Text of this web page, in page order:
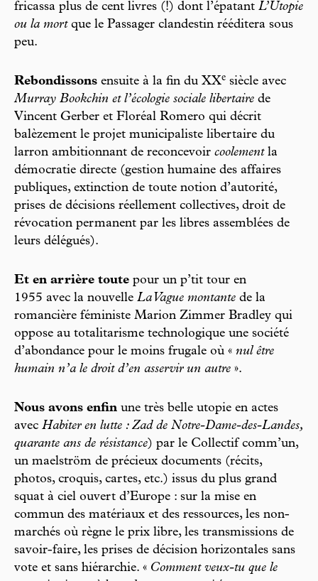
fricassa plus de cent livres (!) dont l’épatant L’Utopie
ou la mortque le Passager clandestin rééditera sous
peu.
Rebondissons ensuite à la fin du XXe siècle avec
Murray Bookchin et l’écologie sociale libertaire de
Vincent Gerber et Floréal Romero qui décrit
balèzement le projet municipaliste libertaire du
larron ambitionnant de reconcevoir coolement la
démocratie directe (gestion humaine des affaires
publiques, extinction de toute notion d’autorité,
prises de décisions réellement collectives, droit de
révocation permanent par les libres assemblées de
leurs délégués).
Et en arrière toute pour un p’tit tour en
1955 avec la nouvelle La Vague montante de la
romancière féministe Marion Zimmer Bradley qui
oppose au totalitarisme technologique une société
d’abondance pour le moins frugale où « nul être
humain n’a le droit d’en asservir un autre ».
Nous avons enfin une très belle utopie en actes
avec Habiter en lutte : Zad de Notre-Dame-des-Landes,
quarante ans de résistance) par le Collectif comm’un,
un maelström de précieux documents (récits,
photos, croquis, cartes, etc.) issus du plus grand
squat à ciel ouvert d’Europe : sur la mise en
commun des matériaux et des ressources, les non-
marchés où règne le prix libre, les transmissions de
savoir-faire, les prises de décision horizontales sans
vote et sans hiérarchie. « Comment veux-tu que le